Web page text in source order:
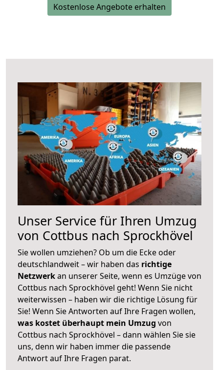
Kostenlose Angebote erhalten
Unser Service für Ihren Umzug
von Cottbus nach Sprockhövel
Sie wollen umziehen? Ob um die Ecke oder
deutschlandweit – wir haben das richtige
Netzwerkan unserer Seite, wenn es Umzüge von
Cottbus nach Sprockhövel geht! Wenn Sie nicht
weiterwissen – haben wir die richtige Lösung für
Sie! Wenn Sie Antworten auf Ihre Fragen wollen,
was kostet überhaupt mein Umzug von
Cottbus nach Sprockhövel – dann wählen Sie sie
uns, denn wir haben immer die passende
Antwort auf Ihre Fragen parat.